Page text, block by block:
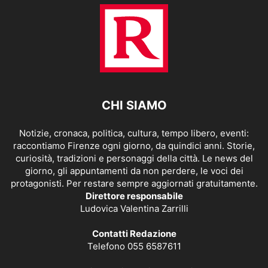
CHI SIAMO
Notizie, cronaca, politica, cultura, tempo libero, eventi:
raccontiamo Firenze ogni giorno, da quindici anni. Storie,
curiosità, tradizioni e personaggi della città. Le news del
giorno, gli appuntamenti da non perdere, le voci dei
protagonisti. Per restare sempre aggiornati gratuitamente.
Direttore responsabile
Ludovica Valentina Zarrilli
Contatti Redazione
Telefono 055 6587611